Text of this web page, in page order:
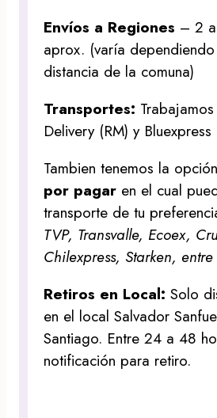
Envíos a Regiones – 2
aprox. (varía
distancia de la comuna)
Transportes:
Delivery (RM) y
Tambien tenemos la
por pagar en el cual
transporte de tu
TVP, Transvalle, Ecoex,
Chilexpress, Starken, entre
Retiros en Local:Solo
en el local Salvador
Santiago. Entre 24 a 48
notificación para retiro.